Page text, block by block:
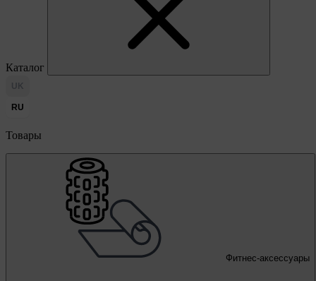
Каталог
UK
RU
Товары
Фитнес-аксессуары